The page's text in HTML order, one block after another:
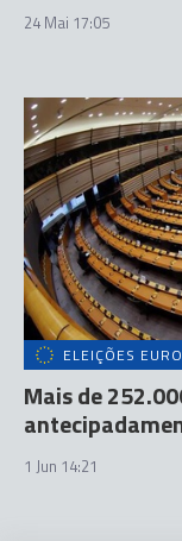
24 Mai 17:05
ELEIÇÕES
Mais de
1 Jun 14:21